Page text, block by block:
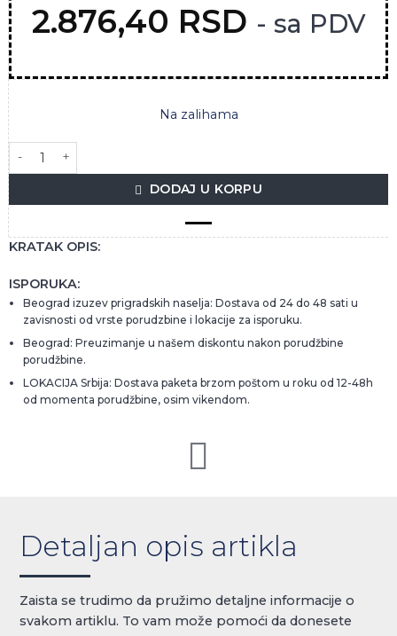
2.876,40 RSD - sa PDV
Na zalihama
NIRVANA ZARIĆ 0,7L (VILJAMOVKA RAKIJA) količina
DODAJ U KORPU
KRATAK OPIS:
ISPORUKA:
Beograd izuzev prigradskih naselja: Dostava od 24 do 48 sati u
zavisnosti od vrste porudzbine i lokacije za isporuku.
Beograd: Preuzimanje u našem diskontu nakon porudžbine
porudžbine.
LOKACIJA Srbija: Dostava paketa brzom poštom u roku od 12-48h
od momenta porudžbine, osim vikendom.
Detaljan opis artikla
Zaista se trudimo da pružimo detaljne informacije o
svakom artiklu. To vam može pomoći da donesete